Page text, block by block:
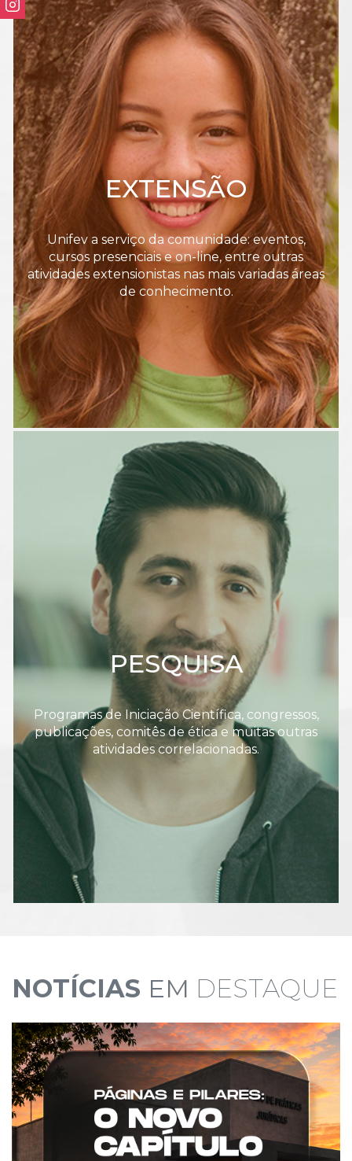
EXTENSÃO
Unifev a serviço da comunidade: eventos,
cursos presenciais e on-line, entre outras
atividades extensionistas nas mais variadas áreas
de conhecimento.
PESQUISA
Programas de Iniciação Científica, congressos,
publicações, comitês de ética e muitas outras
atividades correlacionadas.
NOTÍCIAS EM DESTAQUE